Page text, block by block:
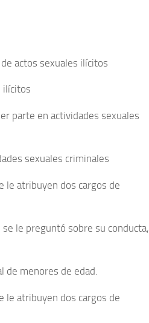
actos sexuales ilícitos
ilícitos
parte en actividades sexuales
sexuales criminales
le atribuyen dos cargos de
le preguntó sobre su conducta,
de menores de edad.
le atribuyen dos cargos de